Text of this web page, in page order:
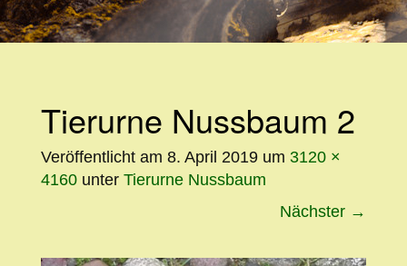
WEITER
ZUM
Tierurne Nussbaum 2
Veröffentlicht am 8. April 2019 um 3120 ×
4160 unter Tierurne Nussbaum
Nächster →